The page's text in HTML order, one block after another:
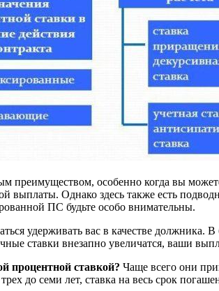
особенно когда вы
выплаты. Однако здесь также есть
ПС будьте особо внимательны.
удерживать вас в качестве
ставки внезапно увеличатся, ваши
процентной ставкой? Чаще всего они
до семи лет, ставка на весь срок